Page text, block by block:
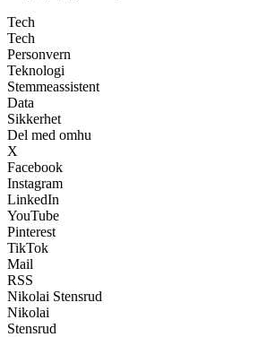
Tech
Tech
Personvern
Teknologi
Stemmeassistent
Data
Sikkerhet
Del med omhu
X
Facebook
Instagram
LinkedIn
YouTube
Pinterest
TikTok
Mail
RSS
Nikolai Stensrud
Nikolai
Stensrud